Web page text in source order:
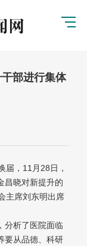
部进行集体
，11月28日，
昌晓对新提升的
主席刘东明出席
析了医院面临
要从品德、科研